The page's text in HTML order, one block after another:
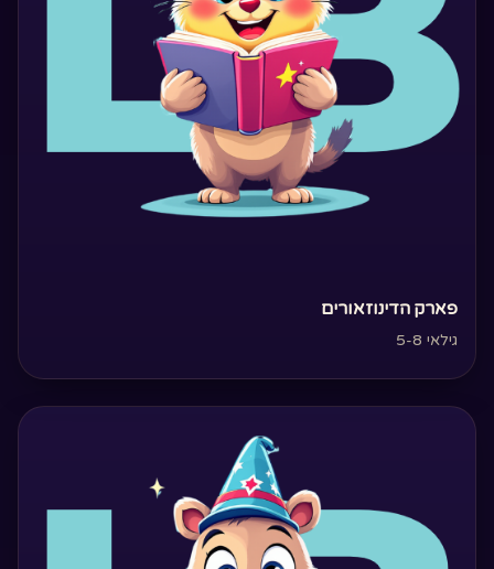
‏פארק הדינוזאורים‏
גילאי 5-8